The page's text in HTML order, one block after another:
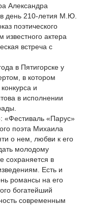
Александра
день 210-летия М.Ю.
поэтического
актера
встреча с
в Пятигорске у
в котором
и
в исполнении
«Фестиваль «Парус»
поэта Михаила
о нем, любви к его
молодому
сохраняется в
Есть и
романсы на его
богатейший
современным